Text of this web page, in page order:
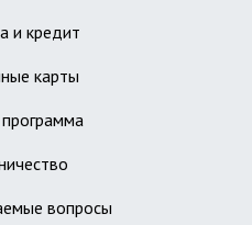
и кредит
карты
вопросы